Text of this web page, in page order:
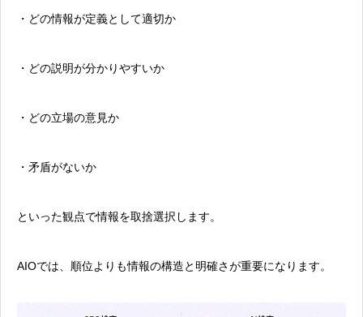
・どの情報が定義として適切か
・どの説明が分かりやすいか
・どの立場の意見か
・矛盾がないか
といった観点で情報を取捨選択します。
AIOでは、順位よりも情報の構造と明確さが重要になります。